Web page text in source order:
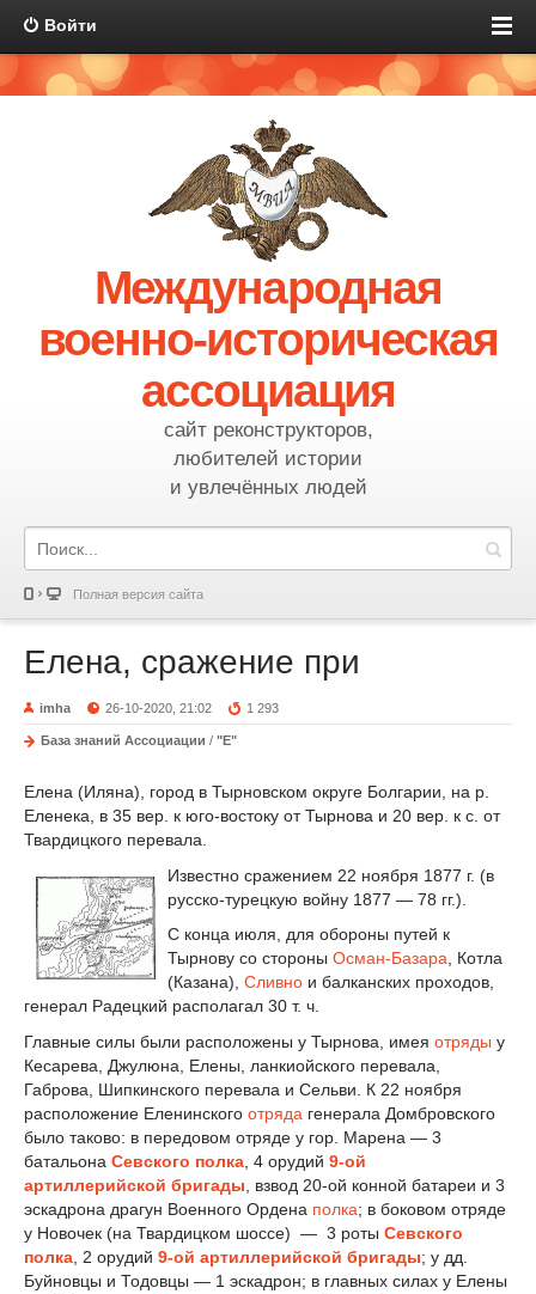
Войти
Международная
военно-историческая
ассоциация
сайт реконструкторов,
любителей истории
и увлечённых людей
Полная версия сайта
Елена, сражение при
imha 26-10-2020, 21:02 1 293
База знаний Ассоциации / "Е"
Елена (Иляна), город в Тырновском округе Болгарии, на р.
Еленека, в 35 вер. к юго-востоку от Тырнова и 20 вер. к с. от
Твардицкого перевала.
Известно сражением 22 ноября 1877 г. (в
русско-турецкую войну 1877 — 78 гг.).
С конца июля, для обороны путей к
Тырнову со стороны Осман-Базара, Котла
(Казана), Сливно и балканских проходов,
генерал Радецкий располагал 30 т. ч.
Главные силы были расположены у Тырнова, имея отряды у
Кесарева, Джулюна, Елены, ланкиойского перевала,
Габрова, Шипкинского перевала и Сельви. К 22 ноября
расположение Еленинского отряда генерала Домбровского
было таково: в передовом отряде у гор. Марена — 3
батальона Севского полка , 4 орудий 9-ой
артиллерийской бригады , взвод 20-ой конной батареи и 3
эскадрона драгун Военного Ордена полка; в боковом отряде
у Новочек (на Твардицком шоссе) — 3 роты Севского
полка , 2 орудий 9-ой артиллерийской бригады; у дд.
Буйновцы и Тодовцы — 1 эскадрон; в главных силах у Елены